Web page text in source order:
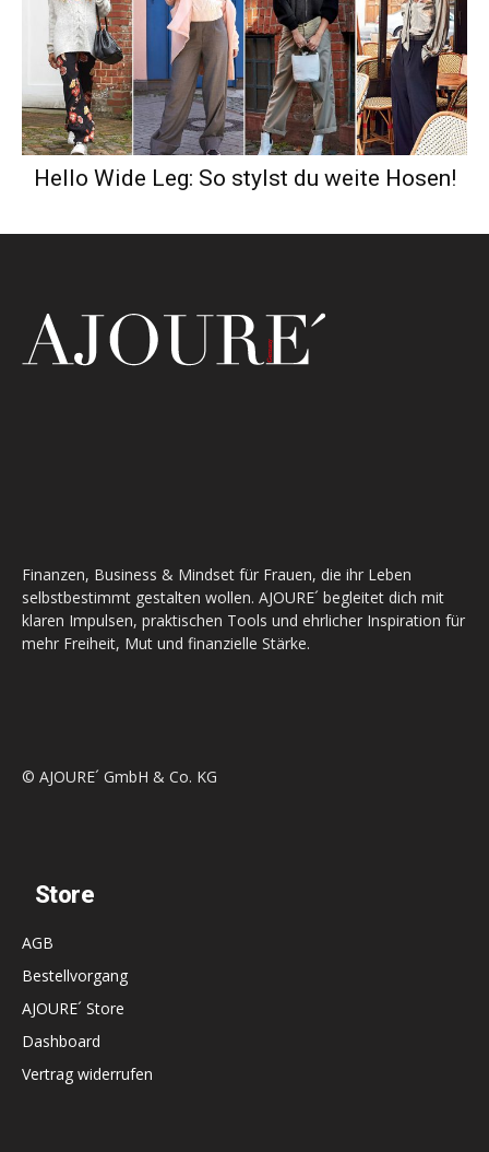
Hello Wide Leg: So stylst du weite Hosen!
Finanzen, Business & Mindset für Frauen, die ihr Leben
selbstbestimmt gestalten wollen. AJOURE´ begleitet dich mit
klaren Impulsen, praktischen Tools und ehrlicher Inspiration für
mehr Freiheit, Mut und finanzielle Stärke.
© AJOURE´ GmbH & Co. KG
Store
AGB
Bestellvorgang
AJOURE´ Store
Dashboard
Vertrag widerrufen